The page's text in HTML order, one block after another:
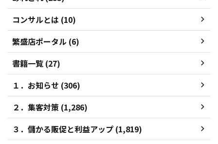
コンサルとは (10)
繁盛店ポータル (6)
書籍一覧 (27)
１．お知らせ (306)
２．集客対策 (1,286)
３．儲かる販促と利益アップ (1,819)